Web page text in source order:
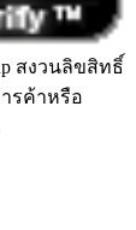
สงวนลิขสิทธิ์
รค้าหรือ